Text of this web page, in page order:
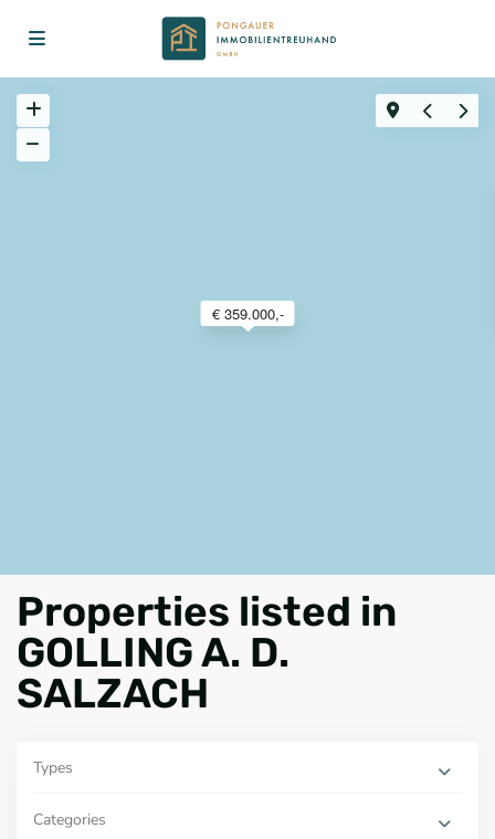
€ 359.000,-
Properties listed in
GOLLING A. D.
SALZACH
Types
Categories